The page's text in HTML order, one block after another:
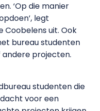
‘Op die manier
legt
uit. Ook
bureau studenten
projecten.
studenten die
voor een